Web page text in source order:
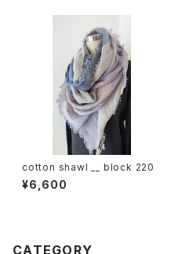
cotton shawl __ block 220
¥6,600
CATEGORY